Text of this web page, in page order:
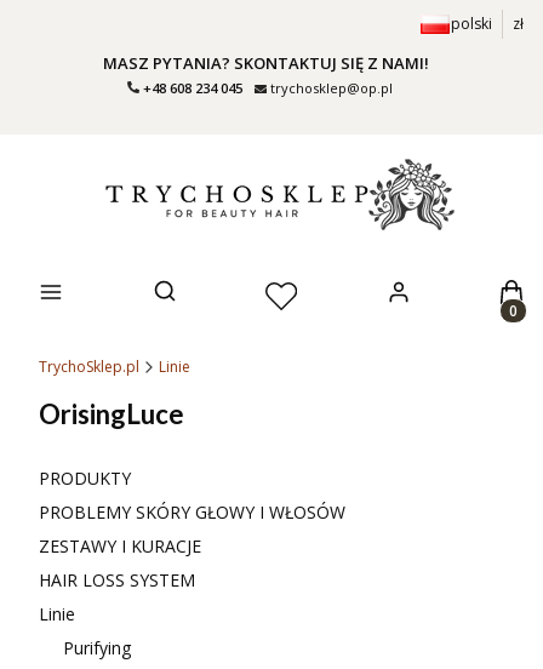
polski zł
MASZ PYTANIA? SKONTAKTUJ SIĘ Z NAMI!
+48 608 234 045 trychosklep@op.pl
Otwórz wyszukiwarkę
TrychoSklep.pl Linie
OrisingLuce
PRODUKTY
PROBLEMY SKÓRY GŁOWY I WŁOSÓW
ZESTAWY I KURACJE
HAIR LOSS SYSTEM
Linie
Purifying